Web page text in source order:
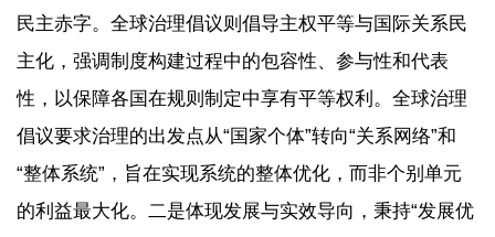
民主赤字。全球治理倡议则倡导主权平等与国际关系民
主化，强调制度构建过程中的包容性、参与性和代表
性，以保障各国在规则制定中享有平等权利。全球治理
倡议要求治理的出发点从“国家个体”转向“关系网络”和
“整体系统”，旨在实现系统的整体优化，而非个别单元
的利益最大化。二是体现发展与实效导向，秉持“发展优